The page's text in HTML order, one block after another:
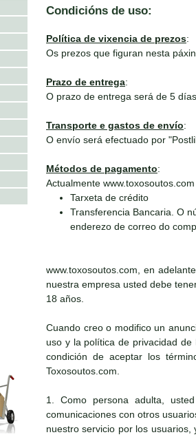
Condicións de uso:
Política de vixencia de prezos:
Os prezos que figuran nesta
Prazo de entrega:
O prazo de entrega será de 5
Transporte e gastos de envío:
O envío será efectuado por
Métodos de pagamento:
Actualmente
Tarxeta de crédito
Transferencia Bancaria. O
enderezo de correo do
www.toxosoutos.com, en
nuestra empresa usted debe
18 años.
Cuando creo o modifico un
uso y la política de privacidad
condición de aceptar los
Toxosoutos.com.
1. Como persona adulta,
comunicaciones con otros
nuestro servicio por los